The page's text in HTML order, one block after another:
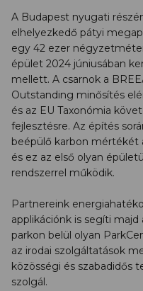
A Budapest nyugati
elhelyezkedő pátyi
egy 42 ezer
épület 2024 júniusában
mellett. A csarnok a
Outstanding minősítés
és az EU Taxonómia
fejlesztésre. Az építés
beépülő karbon mértékét
és ez az első olyan
rendszerrel működik.
Partnereink
applikációnk is segíti majd
parkon belül olyan
az irodai szolgáltatások
közösségi és szabadidős
szolgál.